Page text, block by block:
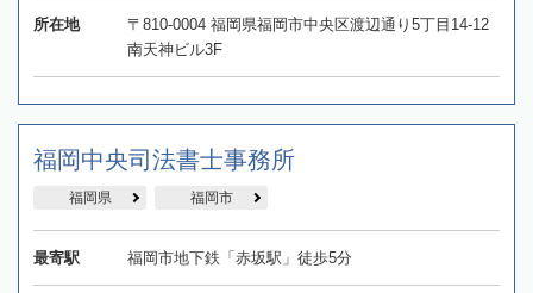
所在地
〒810-0004 福岡県福岡市中央区渡辺通り5丁目14-12
南天神ビル3F
福岡中央司法書士事務所
福岡県 福岡市
最寄駅 福岡市地下鉄「赤坂駅」徒歩5分